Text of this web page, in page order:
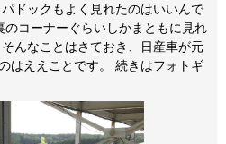
ドックもよく見れたのはいいんで
コーナーぐらいしかまともに見れ
んなことはさておき、日産車が元
はええことです。 続きはフォトギ